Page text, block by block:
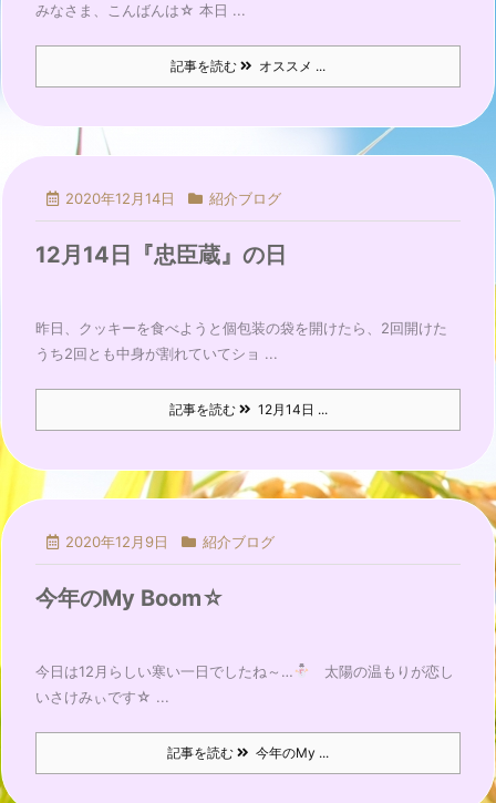
みなさま、こんばんは☆ 本日 ...
記事を読む オススメ ...
2020年12月14日 紹介ブログ
12月14日『忠臣蔵』の日
昨日、クッキーを食べようと個包装の袋を開けたら、2回開けた
うち2回とも中身が割れていてショ ...
記事を読む 12月14日 ...
2020年12月9日 紹介ブログ
今年のMy Boom☆
今日は12月らしい寒い一日でしたね～…
太陽の温もりが恋し
いさけみぃです☆ ...
記事を読む 今年のMy ...